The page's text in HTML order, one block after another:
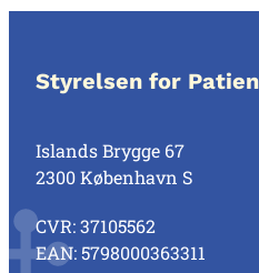
Styrelsen for
Islands Brygge 67
2300 København S
CVR: 37105562
EAN: 5798000363311